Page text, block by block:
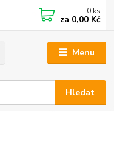
Menu
Hledat
0 ks
za 0,00 Kč